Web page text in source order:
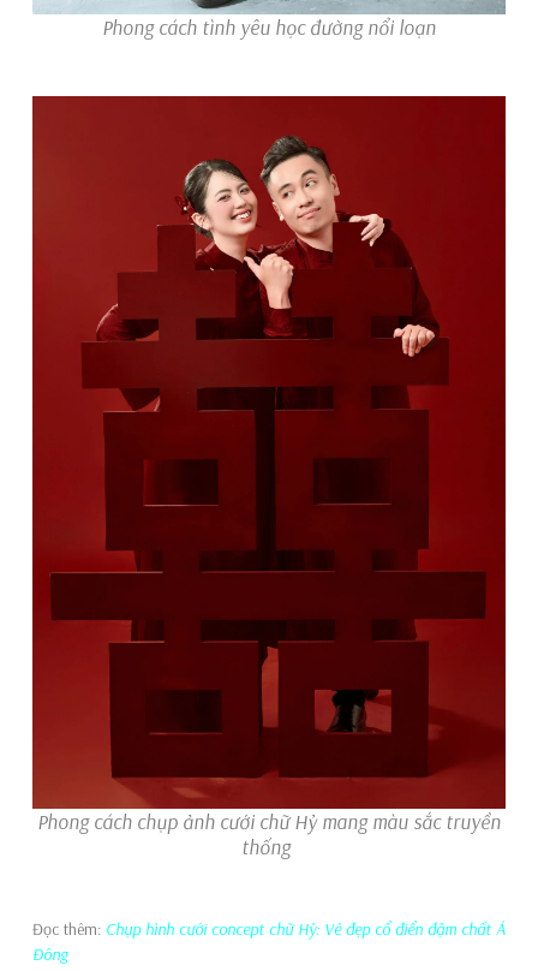
Phong cách tình yêu học đường nổi loạn
Phong cách chụp ảnh cưới chữ Hỷ mang màu sắc truyền
thống
Đọc thêm: Chụp hình cưới concept chữ Hỷ: Vẻ đẹp cổ điển đậm chất Á
Đông